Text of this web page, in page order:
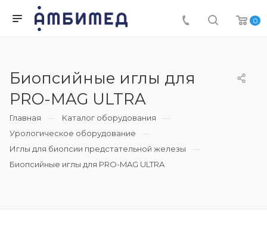
0
Биопсийные иглы для
PRO-MAG ULTRA
Главная
Каталог оборудования
Урологическое оборудование
Иглы для биопсии предстательной железы
Биопсийные иглы для PRO-MAG ULTRA